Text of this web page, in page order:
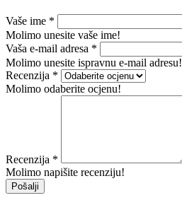
Vaše ime *
Molimo unesite vaše ime!
Vaša e-mail adresa *
Molimo unesite ispravnu e-mail adresu!
Recenzija *
Molimo odaberite ocjenu!
Recenzija *
Molimo napišite recenziju!
Pošalji